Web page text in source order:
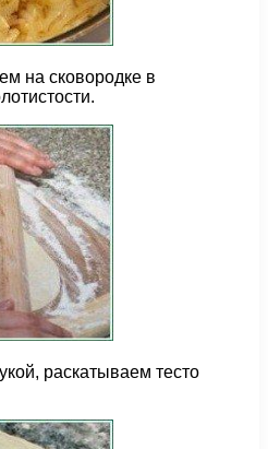
на сковородке в
раскатываем тесто